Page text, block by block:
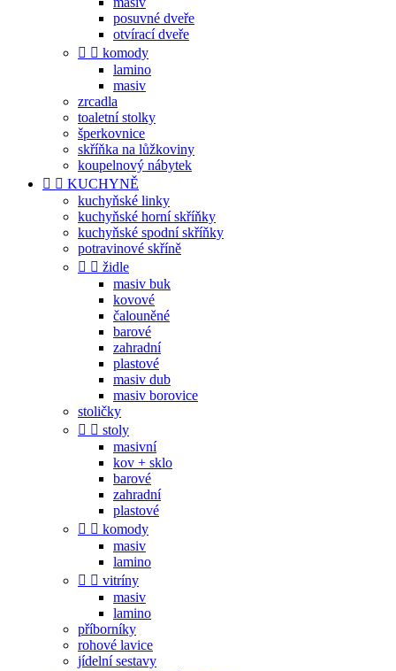
posuvné dveře
otvírací dveře
  komody
lamino
masiv
zrcadla
toaletní stolky
šperkovnice
skříňka na lůžkoviny
koupelnový nábytek
  KUCHYNĚ
kuchyňské linky
kuchyňské horní skříňky
kuchyňské spodní skříňky
potravinové skříně
  židle
masiv buk
kovové
čalouněné
barové
zahradní
plastové
masiv dub
masiv borovice
stoličky
  stoly
masivní
kov + sklo
barové
zahradní
plastové
  komody
masiv
lamino
  vitríny
masiv
lamino
příborníky
rohové lavice
jídelní sestavy